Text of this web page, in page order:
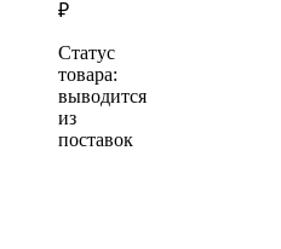
₽
Статус
товара:
выводится
из
поставок